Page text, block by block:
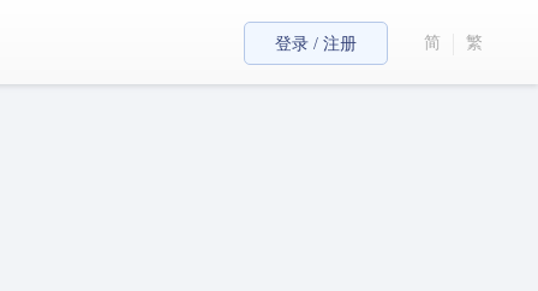
登录 / 注册 简 繁